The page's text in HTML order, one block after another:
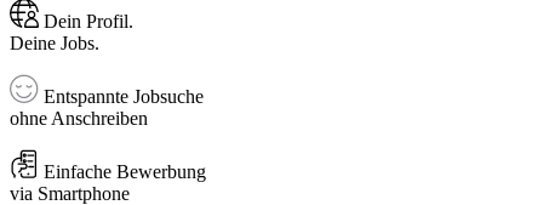
Dein Profil.
Deine Jobs.
Entspannte Jobsuche
ohne Anschreiben
Einfache Bewerbung
via Smartphone